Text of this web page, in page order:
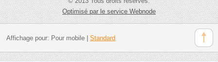
Optimisé par le service Webnode
Affichage pour: Pour mobile| Standard